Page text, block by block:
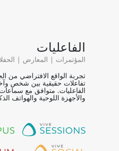
الفاعليات
المؤتمرات | المعارض |
تجربة الواقع الافتراضي من
تفاعلات حقيقية بين شخص
والأجهزة اللوحية والهواتف